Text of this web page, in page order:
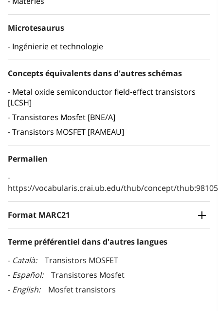
Microtesaurus
Ingénierie et technologie
Concepts équivalents dans d'autres schémas
Metal oxide semiconductor field-effect transistors
[LCSH]
Transistores Mosfet [BNE/A]
Transistors MOSFET [RAMEAU]
Permalien
https://vocabularis.crai.ub.edu/thub/concept/
Format MARC21
Terme préférentiel dans d'autres langues
Català
Transistors MOSFET
Español
Transistores Mosfet
English
Mosfet transistors